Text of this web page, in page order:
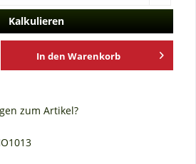
Kalkulieren
In den Warenkorb
zum Artikel?